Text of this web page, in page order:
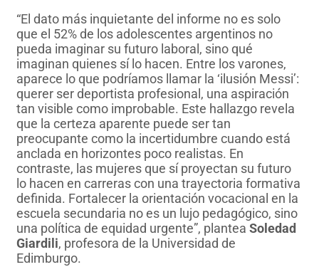
“El dato más inquietante del informe no es solo
que el 52% de los adolescentes argentinos no
pueda imaginar su futuro laboral, sino qué
imaginan quienes sí lo hacen. Entre los varones,
aparece lo que podríamos llamar la ‘ilusión Messi’:
querer ser deportista profesional, una aspiración
tan visible como improbable. Este hallazgo revela
que la certeza aparente puede ser tan
preocupante como la incertidumbre cuando está
anclada en horizontes poco realistas. En
contraste, las mujeres que sí proyectan su futuro
lo hacen en carreras con una trayectoria formativa
definida. Fortalecer la orientación vocacional en la
escuela secundaria no es un lujo pedagógico, sino
una política de equidad urgente”, plantea Soledad
Giardili, profesora de la Universidad de
Edimburgo.